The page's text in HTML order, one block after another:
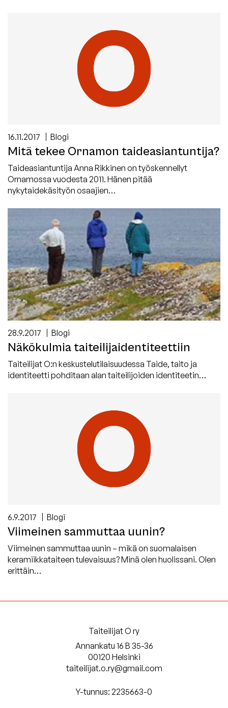
16.11.2017 Blogi
Mitä tekee Ornamon taideasiantuntija?
Taideasiantuntija Anna Rikkinen on työskennellyt
Ornamossa vuodesta 2011. Hänen pitää
nykytaidekäsityön osaajien…
28.9.2017 Blogi
Näkökulmia taiteilijaidentiteettiin
Taiteilijat O:n keskustelutilaisuudessa Taide, taito ja
identiteetti pohditaan alan taiteilijoiden identiteetin…
6.9.2017 Blogi
Viimeinen sammuttaa uunin?
Viimeinen sammuttaa uunin – mikä on suomalaisen
keramiikkataiteen tulevaisuus? Minä olen huolissani. Olen
erittäin…
Taiteilijat O ry
Annankatu 16 B 35-36
00120 Helsinki
taiteilijat.o.ry@gmail.com
Y-tunnus: 2235663-0